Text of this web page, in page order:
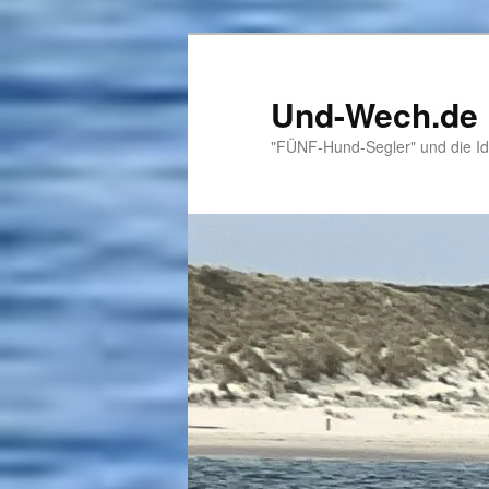
primären
Inhalt
springen
Und-Wech.de
"FÜNF-Hund-Segler" und die